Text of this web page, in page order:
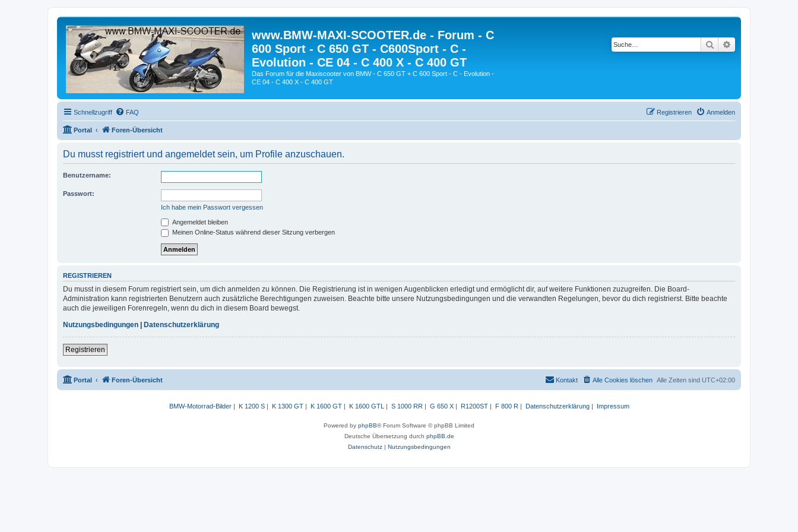
www.BMW-MAXI-SCOOTER.de - Forum - C
600 Sport - C 650 GT - C600Sport - C -
Evolution - CE 04 - C 400 X - C 400 GT
Das Forum für die Maxiscooter von BMW - C 650 GT + C 600 Sport - C - Evolution -
CE 04 - C 400 X - C 400 GT
Suche
Schnellzugriff FAQ Anmelden
Registrieren
Portal Foren-Übersicht
Du musst registriert und angemeldet sein, um Profile anzuschauen.
Benutzername:
Passwort:
Ich habe mein Passwort vergessen
Angemeldet bleiben
Meinen Online-Status während dieser Sitzung verbergen
REGISTRIEREN
Du musst in diesem Forum registriert sein, um dich anmelden zu können. Die Registrierung ist in wenigen Augenblicken erledigt und ermöglicht dir, auf weitere Funktionen zuzugreifen. Die Board-
Administration kann registrierten Benutzern auch zusätzliche Berechtigungen zuweisen. Beachte bitte unsere Nutzungsbedingungen und die verwandten Regelungen, bevor du dich registrierst. Bitte beachte
auch die jeweiligen Forenregeln, wenn du dich in diesem Board bewegst.
Nutzungsbedingungen
Datenschutzerklärung
Registrieren
Portal Foren-Übersicht Alle Zeiten sind UTC+02:00
Alle Cookies löschen
Kontakt
BMW-Motorrad-Bilder| K 1200 S| K 1300 GT| K 1600 GT| K 1600 GTL S 1000 RR G 650 X| R1200ST| F 800 R Datenschutzerklärung| Impressum
Powered by phpBB® Forum Software © phpBB Limited
Deutsche Übersetzung durch phpBB.de
Datenschutz| Nutzungsbedingungen